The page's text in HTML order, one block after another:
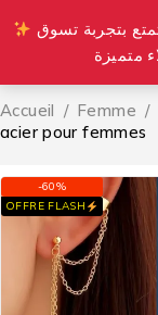
Accueil / Femme /
acier pour femmes
-60%
OFFRE FLASH